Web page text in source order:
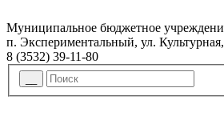
Муниципальное бюджетное
п. Экспериментальный, ул. Культурная,
8 (3532) 39-11-80